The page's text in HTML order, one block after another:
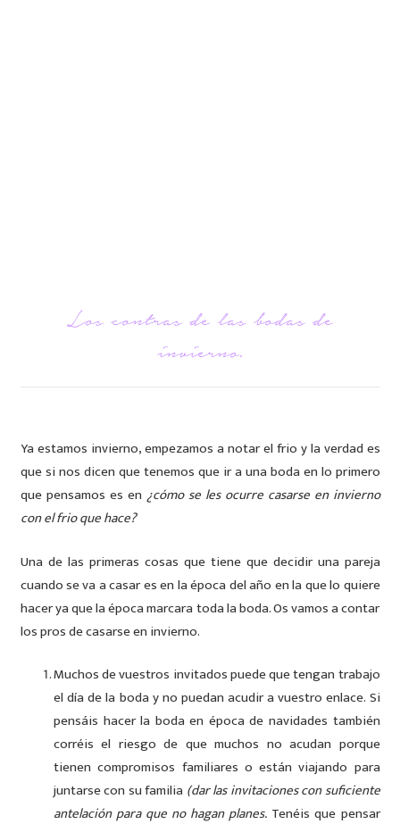
Los contras de las bodas de
invierno.
Ya estamos invierno, empezamos a notar el frio y la verdad es
que si nos dicen que tenemos que ir a una boda en lo primero
que pensamos es en ¿cómo se les ocurre casarse en invierno
con el frio que hace?
Una de las primeras cosas que tiene que decidir una pareja
cuando se va a casar es en la época del año en la que lo quiere
hacer ya que la época marcara toda la boda. Os vamos a contar
los pros de casarse en invierno.
Muchos de vuestros invitados puede que tengan trabajo
el día de la boda y no puedan acudir a vuestro enlace. Si
pensáis hacer la boda en época de navidades también
corréis el riesgo de que muchos no acudan porque
tienen compromisos familiares o están viajando para
juntarse con su familia (dar las invitaciones con suficiente
antelación para que no hagan planes. Tenéis que pensar